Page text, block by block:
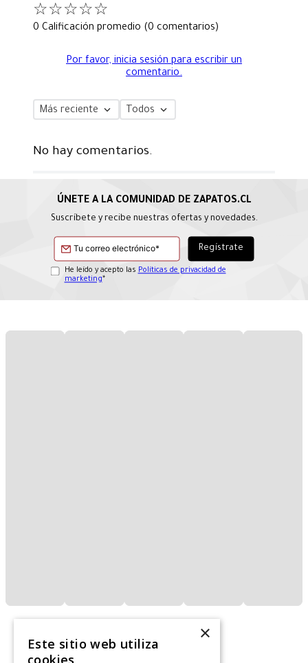
☆☆☆☆☆
0 Calificación promedio (0 comentarios)
Por favor, inicia sesión para escribir un
comentario.
Más reciente Todos
No hay comentarios.
Suscríbete y recibe nuestras ofertas y novedades.
He leído y acepto las Políticas de privacidad de
marketing*
×
Este sitio web utiliza
cookies